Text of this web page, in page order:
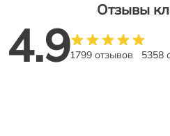
Отзывы
4.91799 отзывов 5358